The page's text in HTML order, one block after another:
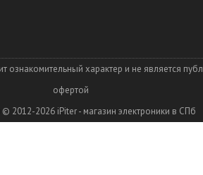
ознакомительный характер и не является
офертой
© 2012-2026 iPiter - магазин электроники в СПб